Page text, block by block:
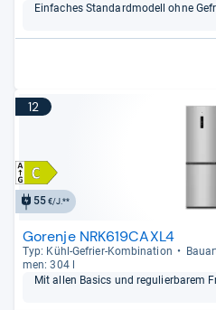
Ein­fa­ches Stan­dard­mo­dell ohne
12
55€/J.**
Gorenje NRK619CAXL4
Typ: Kühl-​Gefrier-​Kom­bi­na­tion
men: 304 l
Mit allen Basics und regu­lier­ba­rem